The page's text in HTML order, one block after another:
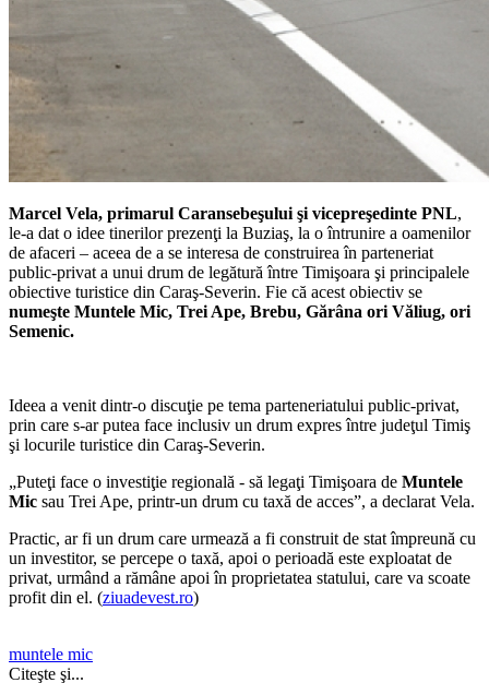
Marcel Vela, primarul Caransebeşului şi vicepreşedinte PNL,
le-a dat o idee tinerilor prezenţi la Buziaş, la o întrunire a oamenilor
de afaceri – aceea de a se interesa de construirea în parteneriat
public-privat a unui drum de legătură între Timişoara şi principalele
obiective turistice din Caraş-Severin. Fie că acest obiectiv se
numeşte Muntele Mic, Trei Ape, Brebu, Gărâna ori Văliug, ori
Semenic.
Ideea a venit dintr-o discuţie pe tema parteneriatului public-privat,
prin care s-ar putea face inclusiv un drum expres între judeţul Timiş
şi locurile turistice din Caraş-Severin.
„Puteţi face o investiţie regională - să legaţi Timişoara de Muntele
Mic sau Trei Ape, printr-un drum cu taxă de acces”, a declarat Vela.
Practic, ar fi un drum care urmează a fi construit de stat împreună cu
un investitor, se percepe o taxă, apoi o perioadă este exploatat de
privat, urmând a rămâne apoi în proprietatea statului, care va scoate
profit din el. (ziuadevest.ro)
muntele mic
Citeşte şi...